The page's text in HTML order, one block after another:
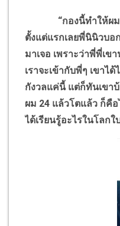
“กองนี้ทำให้ผมโตขึ้
ตั้งแต่แรกเลยพี่นินิวบอ
มาเจอ เพราะว่าพี่พี่เข
เราจะเข้ากับพี่ๆ เขาไ
กังวลแค่นี้ แต่ก็ทันเขา
ผม 24 แล้วโตแล้ว ก็คื
ได้เรียนรู้อะไรในโลก